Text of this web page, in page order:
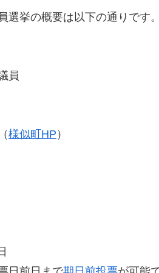
選挙の概要は以下の通りです。
員
様似町HP ）